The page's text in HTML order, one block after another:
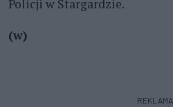
Policji w Stargardzie.
(w)
REKLAMA